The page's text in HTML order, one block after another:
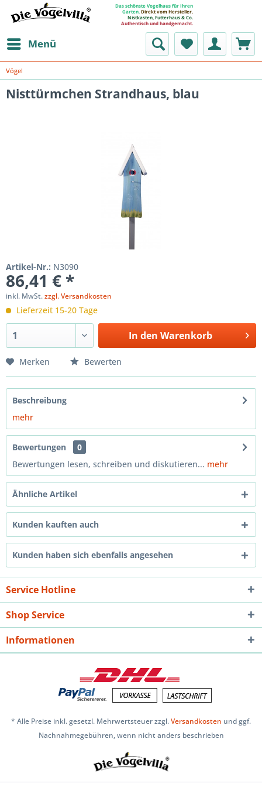
Das schönste Vogelhaus für Ihren
Garten. Direkt vom Hersteller.
Nistkasten, Futterhaus & Co.
Authentisch und handgemacht.
Menü
Vögel
Nisttürmchen Strandhaus, blau
Artikel-Nr.: N3090
86,41 € *
inkl. MwSt.zzgl. Versandkosten
Lieferzeit 15-20 Tage
In den Warenkorb
Merken Bewerten
Beschreibung
mehr
Bewertungen
0
Bewertungen lesen, schreiben und diskutieren... mehr
Ähnliche Artikel
Kunden kauften auch
Kunden haben sich ebenfalls angesehen
Service Hotline
Shop Service
Informationen
* Alle Preise inkl. gesetzl. Mehrwertsteuer zzgl.Versandkosten und ggf.
Nachnahmegebühren, wenn nicht anders beschrieben